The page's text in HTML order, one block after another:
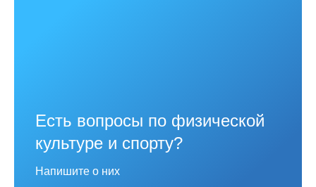
Есть вопросы по физической
культуре и спорту?
Напишите о них